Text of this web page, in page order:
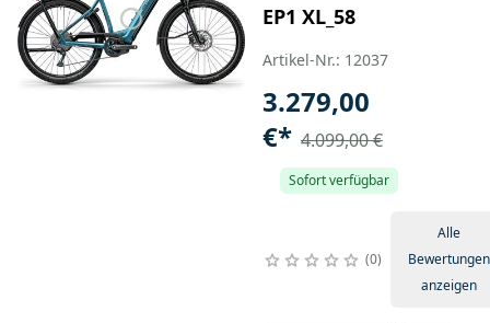
EP1 XL_58
Artikel-Nr.: 12037
3.279,00
€* 4.099,00 €
Sofort verfügbar
0
Alle
Bewertungen
anzeigen